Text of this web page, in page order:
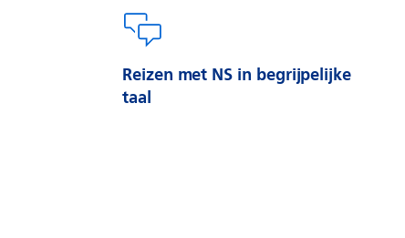
Reizen met NS in begrijpelijke
taal